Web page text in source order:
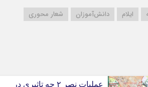
ایلام دانش‌آموزان
شعار محوری
عملیات نصر ۲ چه تاثیری در